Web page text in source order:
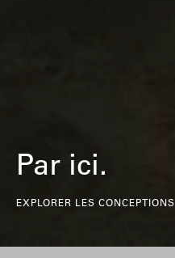
Par ici.
EXPLORER LES CONCEPTIONS